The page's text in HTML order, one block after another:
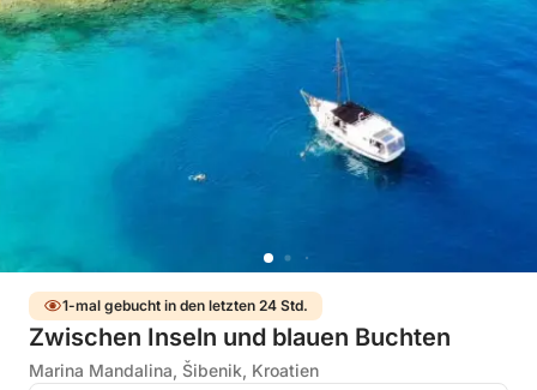
1-mal gebucht in den letzten 24 Std.
Zwischen Inseln und blauen Buchten
Marina Mandalina, Šibenik, Kroatien